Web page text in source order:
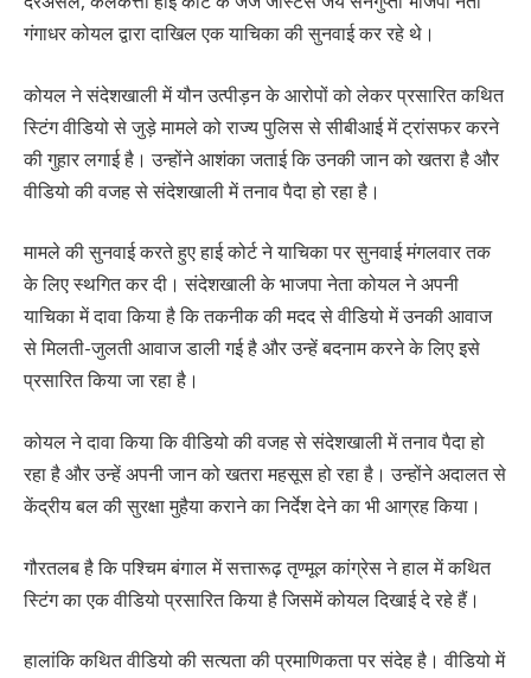
गंगाधर कोयल द्वारा दाखिल एक याचिका की सुनवाई कर रहे थे।
कोयल ने संदेशखाली में यौन उत्पीड़न के आरोपों को लेकर प्रसारित कथित
स्टिंग वीडियो से जुड़े मामले को राज्य पुलिस से सीबीआई में ट्रांसफर करने
की गुहार लगाई है। उन्होंने आशंका जताई कि उनकी जान को खतरा है और
वीडियो की वजह से संदेशखाली में तनाव पैदा हो रहा है।
मामले की सुनवाई करते हुए हाई कोर्ट ने याचिका पर सुनवाई मंगलवार तक
के लिए स्थगित कर दी। संदेशखाली के भाजपा नेता कोयल ने अपनी
याचिका में दावा किया है कि तकनीक की मदद से वीडियो में उनकी आवाज
से मिलती-जुलती आवाज डाली गई है और उन्हें बदनाम करने के लिए इसे
प्रसारित किया जा रहा है।
कोयल ने दावा किया कि वीडियो की वजह से संदेशखाली में तनाव पैदा हो
रहा है और उन्हें अपनी जान को खतरा महसूस हो रहा है। उन्होंने अदालत से
केंद्रीय बल की सुरक्षा मुहैया कराने का निर्देश देने का भी आग्रह किया।
गौरतलब है कि पश्चिम बंगाल में सत्तारूढ़ तृण्मूल कांग्रेस ने हाल में कथित
स्टिंग का एक वीडियो प्रसारित किया है जिसमें कोयल दिखाई दे रहे हैं।
हालांकि कथित वीडियो की सत्यता की प्रमाणिकता पर संदेह है। वीडियो में